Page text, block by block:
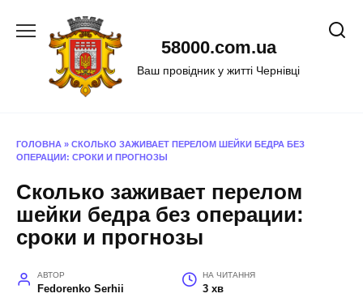
58000.com.ua
Ваш провідник у житті Чернівці
ГОЛОВНА » СКОЛЬКО ЗАЖИВАЕТ ПЕРЕЛОМ ШЕЙКИ БЕДРА БЕЗ
ОПЕРАЦИИ: СРОКИ И ПРОГНОЗЫ
Сколько заживает перелом
шейки бедра без операции:
сроки и прогнозы
АВТОР
Fedorenko Serhii
НА ЧИТАННЯ
3 хв